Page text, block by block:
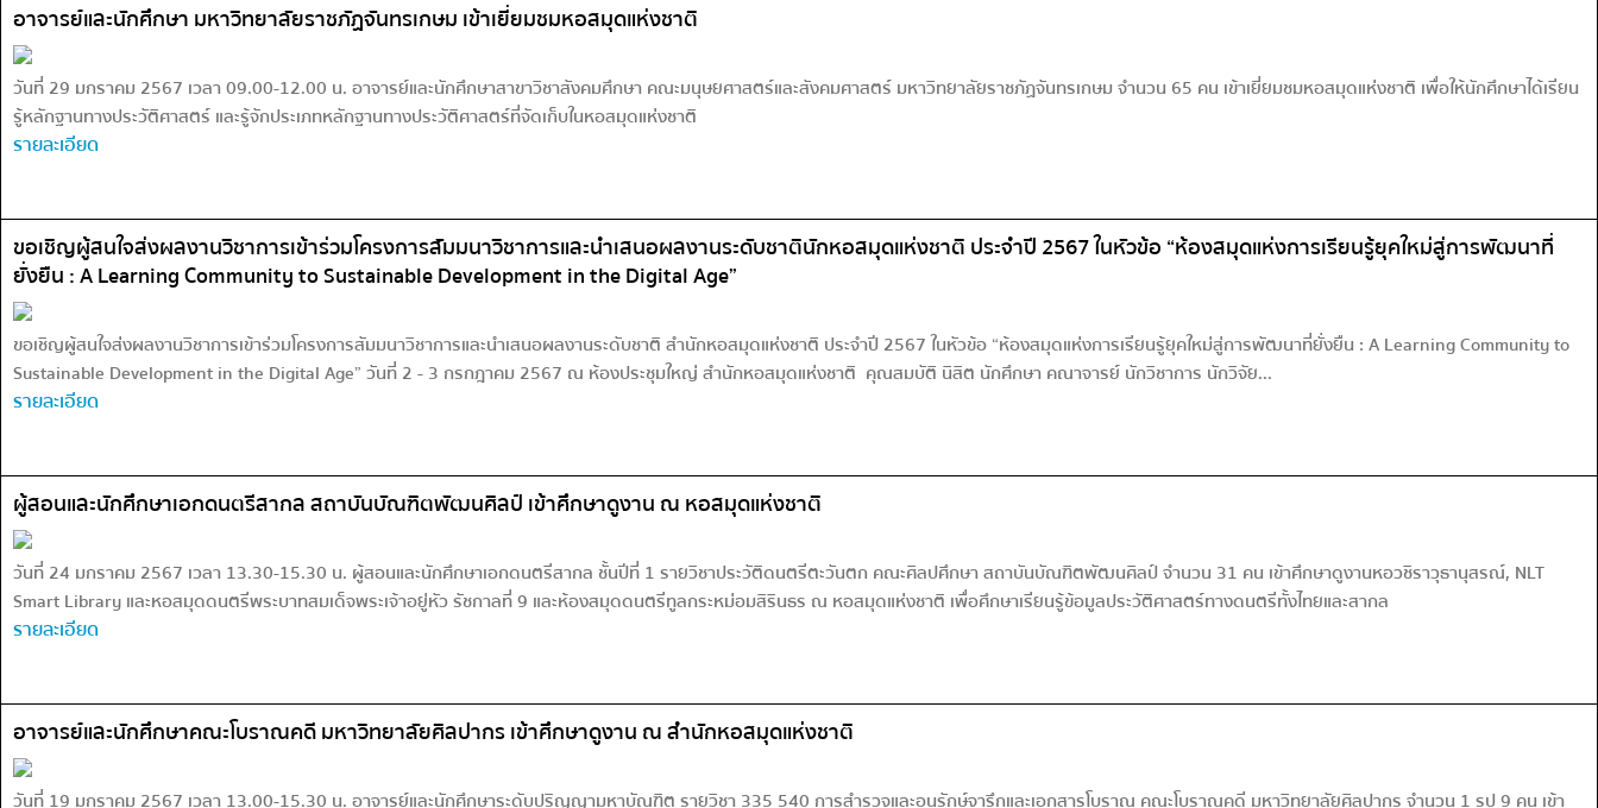
อาจารย์และนักศึกษา มหาวิทยาลัยราชภัฏจันทรเกษม เข้าเยี่ยมชมหอสมุดแห่งชาติ
วันที่ 29 มกราคม 2567 เวลา 09.00-12.00 น. อาจารย์และนักศึกษาสาขาวิชาสังคมศึกษา คณะมนุษยศาสตร์และสังคมศาสตร์ มหาวิทยาลัยราชภัฏจันทรเกษม จำนวน 65 คน เข้าเยี่ยมชมหอสมุดแห่งชาติ เพื่อให้นักศึกษาได้เรียน
รู้หลักฐานทางประวัติศาสตร์ และรู้จักประเภทหลักฐานทางประวัติศาสตร์ที่จัดเก็บในหอสมุดแห่งชาติ
รายละเอียด
ขอเชิญผู้สนใจส่งผลงานวิชาการเข้าร่วมโครงการสัมมนาวิชาการและนำเสนอผลงานระดับชาตินักหอสมุดแห่งชาติ ประจำปี 2567 ในหัวข้อ “ห้องสมุดแห่งการเรียนรู้ยุคใหม่สู่การพัฒนาที่
ยั่งยืน : A Learning Community to Sustainable Development in the Digital Age”
ขอเชิญผู้สนใจส่งผลงานวิชาการเข้าร่วมโครงการสัมมนาวิชาการและนำเสนอผลงานระดับชาติ สำนักหอสมุดแห่งชาติ ประจำปี 2567 ในหัวข้อ “ห้องสมุดแห่งการเรียนรู้ยุคใหม่สู่การพัฒนาที่ยั่งยืน : A Learning Community to
Sustainable Development in the Digital Age” วันที่ 2 - 3 กรกฎาคม 2567 ณ ห้องประชุมใหญ่ สำนักหอสมุดแห่งชาติ คุณสมบัติ นิสิต นักศึกษา คณาจารย์ นักวิชาการ นักวิจัย...
รายละเอียด
ผู้สอนและนักศึกษาเอกดนตรีสากล สถาบันบัณฑิตพัฒนศิลป์ เข้าศึกษาดูงาน ณ หอสมุดแห่งชาติ
วันที่ 24 มกราคม 2567 เวลา 13.30-15.30 น. ผู้สอนและนักศึกษาเอกดนตรีสากล ชั้นปีที่ 1 รายวิชาประวัติดนตรีตะวันตก คณะศิลปศึกษา สถาบันบัณฑิตพัฒนศิลป์ จำนวน 31 คน เข้าศึกษาดูงานหอวชิราวุธานุสรณ์, NLT
Smart Library และหอสมุดดนตรีพระบาทสมเด็จพระเจ้าอยู่หัว รัชกาลที่ 9 และห้องสมุดดนตรีทูลกระหม่อมสิรินธร ณ หอสมุดแห่งชาติ เพื่อศึกษาเรียนรู้ข้อมูลประวัติศาสตร์ทางดนตรีทั้งไทยและสากล
รายละเอียด
อาจารย์และนักศึกษาคณะโบราณคดี มหาวิทยาลัยศิลปากร เข้าศึกษาดูงาน ณ สำนักหอสมุดแห่งชาติ
วันที่ 19 มกราคม 2567 เวลา 13.00-15.30 น. อาจารย์และนักศึกษาระดับปริญญามหาบัณฑิต รายวิชา 335 540 การสำรวจและอนุรักษ์จารึกและเอกสารโบราณ คณะโบราณคดี มหาวิทยาลัยศิลปากร จำนวน 1 รูป 9 คน เข้า